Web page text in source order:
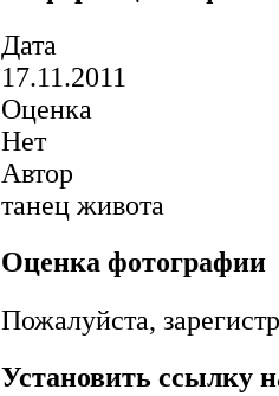
Дата
17.11.2011
Оценка
Нет
Автор
танец живота
Оценка фотографии
Пожалуйста,
Установить ссылку